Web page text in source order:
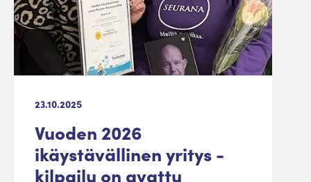
23.10.2025
Vuoden 2026
ikäystävällinen yritys -
kilpailu on avattu